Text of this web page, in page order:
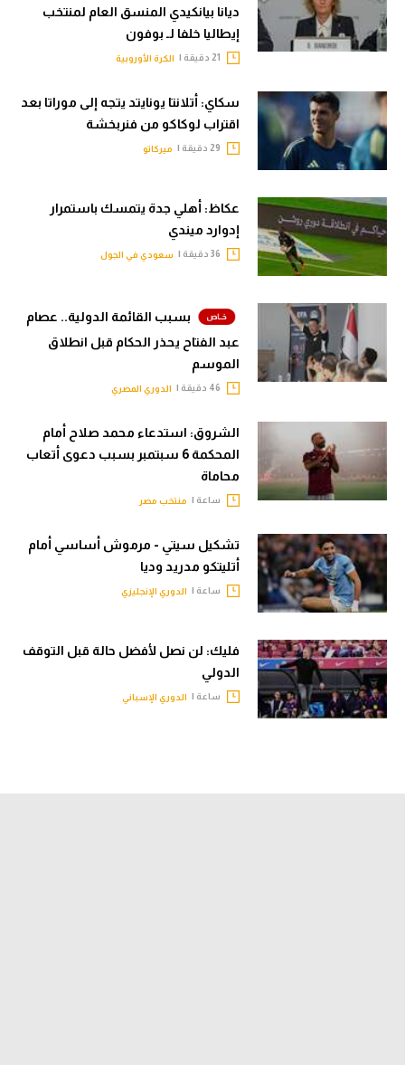
ديانا بيانكيدي المنسق العام لمنتخب
إيطاليا خلفا لـ بوفون
الكرة الأوروبية
سكاي: أتلانتا يونايتد يتجه إلى موراتا بعد
اقتراب لوكاكو من فنربخشة
ميركاتو
عكاظ: أهلي جدة يتمسك باستمرار
إدوارد ميندي
سعودي في الجول
بسبب القائمة الدولية.. عصام
عبد الفتاح يحذر الحكام قبل انطلاق
الموسم
الدوري المصري
الشروق: استدعاء محمد صلاح أمام
المحكمة 6 سبتمبر بسبب دعوى أتعاب
محاماة
ساعة | منتخب مصر
تشكيل سيتي - مرموش أساسي أمام
أتليتكو مدريد وديا
ساعة | الدوري الإنجليزي
فليك: لن نصل لأفضل حالة قبل التوقف
الدولي
ساعة | الدوري الإسباني